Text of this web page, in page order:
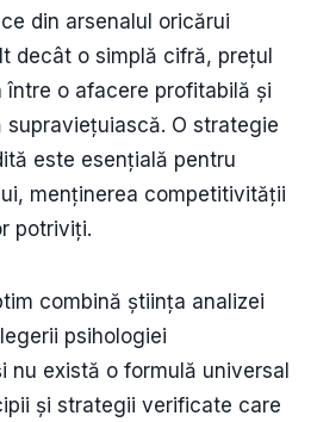
din arsenalul oricărui
decât o simplă cifră, prețul
o afacere profitabilă și
supraviețuiască. O strategie
este esențială pentru
menținerea competitivității
potriviți.
combină știința analizei
psihologiei
nu există o formulă universal
și strategii verificate care